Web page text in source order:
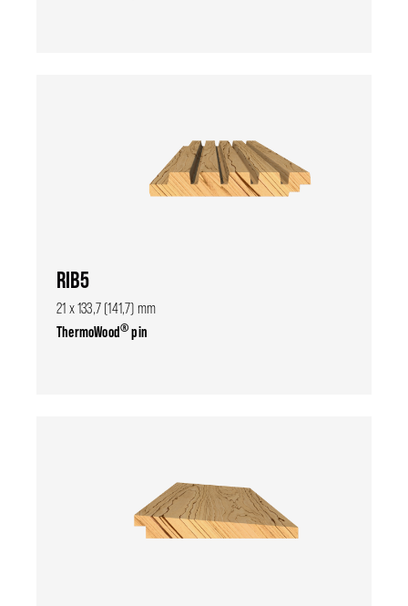
RIB5
21 x 133,7 (141,7) mm
ThermoWood®pin